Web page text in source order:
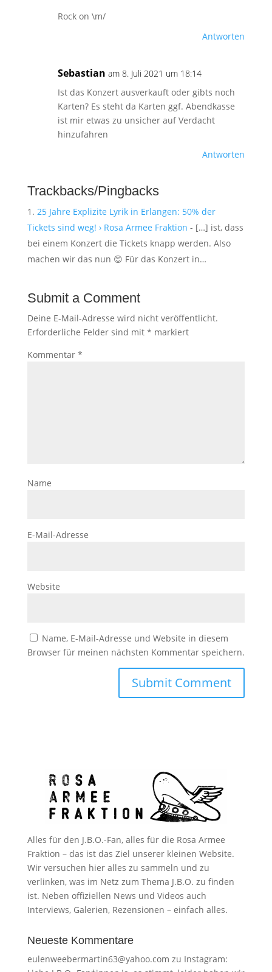
Rock on \m/
Antworten
Sebastian am 8. Juli 2021 um 18:14
Ist das Konzert ausverkauft oder gibts noch
Karten? Es steht da Karten ggf. Abendkasse
ist mir etwas zu unsicher auf Verdacht
hinzufahren
Antworten
Trackbacks/Pingbacks
25 Jahre Explizite Lyrik in Erlangen: 50% der
Tickets sind weg! › Rosa Armee Fraktion - […] ist, dass
bei einem Konzert die Tickets knapp werden. Also
machen wir das nun 😊 Für das Konzert in…
Submit a Comment
Deine E-Mail-Adresse wird nicht veröffentlicht.
Erforderliche Felder sind mit * markiert
Kommentar *
Name
E-Mail-Adresse
Website
Name, E-Mail-Adresse und Website in diesem
Browser für meinen nächsten Kommentar speichern.
Alles für den J.B.O.-Fan, alles für die Rosa Armee
Fraktion – das ist das Ziel unserer kleinen Website.
Wir versuchen hier alles zu sammeln und zu
verlinken, was im Netz zum Thema J.B.O. zu finden
ist. Neben offiziellen News und Videos auch
Interviews, Galerien, Rezensionen – einfach alles.
Neueste Kommentare
eulenweebermartin63@yahoo.com zu Instagram: